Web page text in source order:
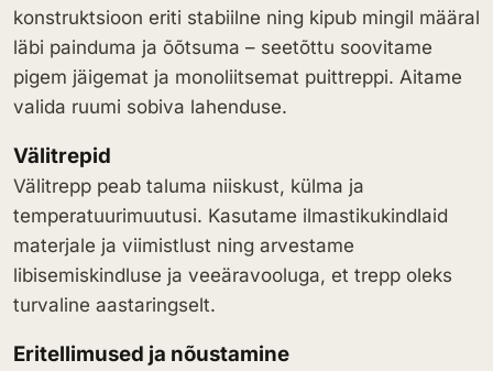
konstruktsioon eriti stabiilne ning kipub mingil määral
läbi painduma ja õõtsuma – seetõttu soovitame
pigem jäigemat ja monoliitsemat puittreppi. Aitame
valida ruumi sobiva lahenduse.
Välitrepid
Välitrepp peab taluma niiskust, külma ja
temperatuurimuutusi. Kasutame ilmastikukindlaid
materjale ja viimistlust ning arvestame
libisemiskindluse ja veeäravooluga, et trepp oleks
turvaline aastaringselt.
Eritellimused ja nõustamine